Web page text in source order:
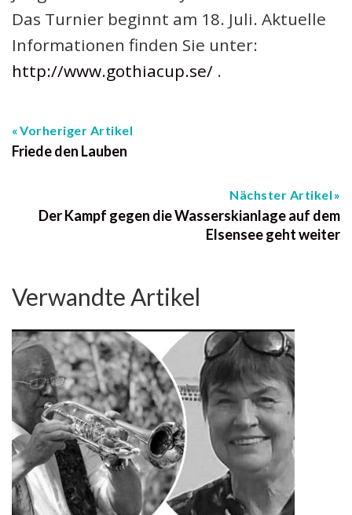
Das Turnier beginnt am 18. Juli. Aktuelle
Informationen finden Sie unter:
http://www.gothiacup.se/ .
Vorheriger Artikel
Friede den Lauben
Nächster Artikel
Der Kampf gegen die Wasserskianlage auf dem
Elsensee geht weiter
Verwandte Artikel